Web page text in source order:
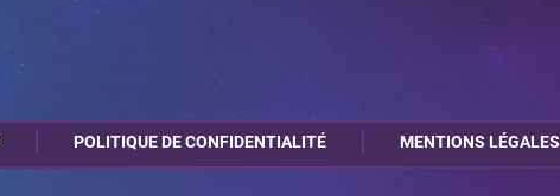
POLITIQUE DE CONFIDENTIALITÉ MENTIONS LÉGALES